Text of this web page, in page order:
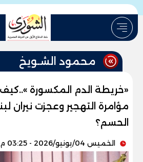
محمود الشـويخ
«خريطة الدم المكسورة
مؤامرة التهجير وعجزت نيران
الحسم؟
الخميس 04/يونيو/2026 - 03:25 م